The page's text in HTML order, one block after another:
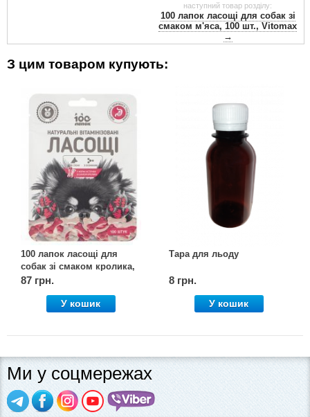
наступний товар розділу:
100 лапок ласощі для собак зі
смаком м'яса, 100 шт., Vitomax
→
З цим товаром купують:
100 лапок ласощі для
собак зі смаком кролика,
100 шт., Vitomax
87 грн.
У кошик
Тара для льоду
8 грн.
У кошик
Ми у соцмережах